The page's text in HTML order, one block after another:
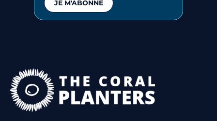
JE M'ABONNE